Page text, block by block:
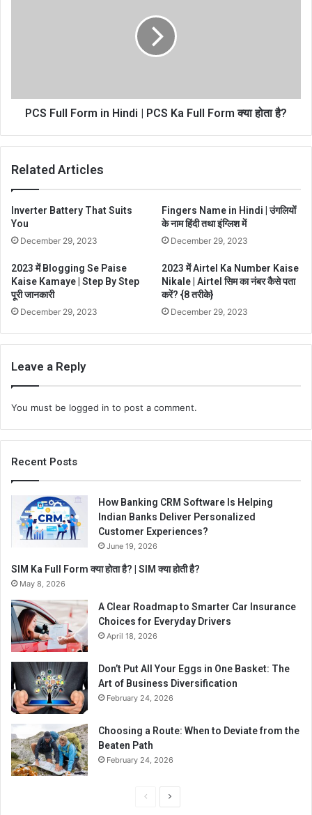
PCS Full Form in Hindi | PCS Ka Full Form क्या होता है?
Related Articles
Inverter Battery That Suits
You
December 29, 2023
Fingers Name in Hindi | उंगलियों
के नाम हिंदी तथा इंग्लिश में
December 29, 2023
2023 में Blogging Se Paise
Kaise Kamaye | Step By Step
पूरी जानकारी
December 29, 2023
2023 में Airtel Ka Number Kaise
Nikale | Airtel सिम का नंबर कैसे पता
करें? {8 तरीके}
December 29, 2023
Leave a Reply
You must be logged in to post a comment.
Recent Posts
How Banking CRM Software Is Helping
Indian Banks Deliver Personalized
Customer Experiences?
June 19, 2026
SIM Ka Full Form क्या होता है? | SIM क्या होती है?
May 8, 2026
A Clear Roadmap to Smarter Car Insurance
Choices for Everyday Drivers
April 18, 2026
Don’t Put All Your Eggs in One Basket: The
Art of Business Diversification
February 24, 2026
Choosing a Route: When to Deviate from the
Beaten Path
February 24, 2026
PreviousNext